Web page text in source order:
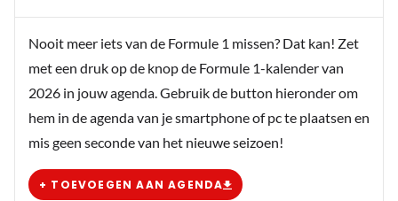
Nooit meer iets van de Formule 1 missen? Dat kan! Zet
met een druk op de knop de Formule 1-kalender van
2026 in jouw agenda. Gebruik de button hieronder om
hem in de agenda van je smartphone of pc te plaatsen en
mis geen seconde van het nieuwe seizoen!
+ TOEVOEGEN AAN AGENDA